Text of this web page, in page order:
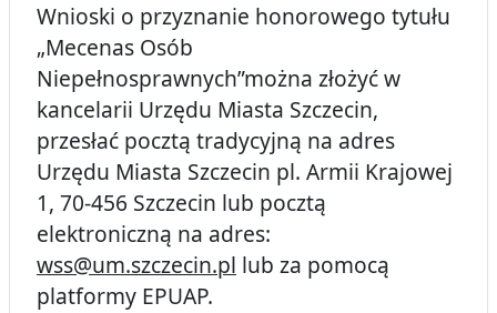
Wnioski o przyznanie honorowego tytułu
„Mecenas Osób
Niepełnosprawnych”można złożyć w
kancelarii Urzędu Miasta Szczecin,
przesłać pocztą tradycyjną na adres
Urzędu Miasta Szczecin pl. Armii Krajowej
1, 70-456 Szczecin lub pocztą
elektroniczną na adres:
wss@um.szczecin.pl lub za pomocą
platformy EPUAP.